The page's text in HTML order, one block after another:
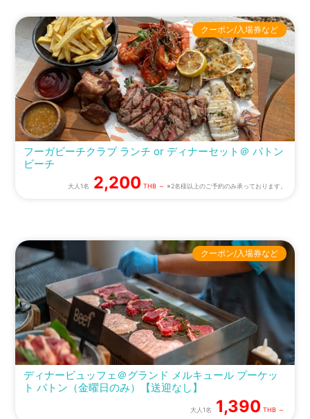
フーガビーチクラブ ランチ or ディナーセット＠ パトン
ビーチ
クーポン/入場券など
大人1名 2,200 THB ～ ※2名様以上のご予約のみ承っております。
ディナービュッフェ＠グランド メルキュール プーケッ
ト パトン（金曜日のみ）【送迎なし】
クーポン/入場券など
大人1名 1,390 THB ～